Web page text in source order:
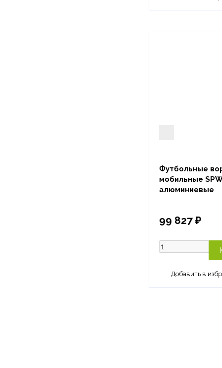
Футбольные
мобильные
алюминиевые
99 827 ₽